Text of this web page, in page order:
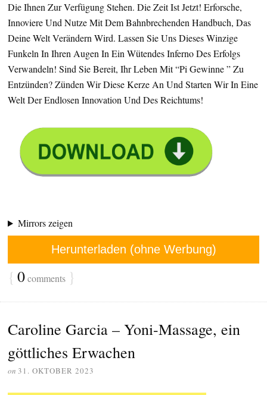
Die Ihnen Zur Verfügung Stehen. Die Zeit Ist Jetzt! Erforsche,
Innoviere Und Nutze Mit Dem Bahnbrechenden Handbuch, Das
Deine Welt Verändern Wird. Lassen Sie Uns Dieses Winzige
Funkeln In Ihren Augen In Ein Wütendes Inferno Des Erfolgs
Verwandeln! Sind Sie Bereit, Ihr Leben Mit “Pi Gewinne ” Zu
Entzünden? Zünden Wir Diese Kerze An Und Starten Wir In Eine
Welt Der Endlosen Innovation Und Des Reichtums!
Mirrors zeigen
Herunterladen (ohne Werbung)
{ 0comments }
Caroline Garcia – Yoni-Massage, ein
göttliches Erwachen
on 31. OKTOBER 2023